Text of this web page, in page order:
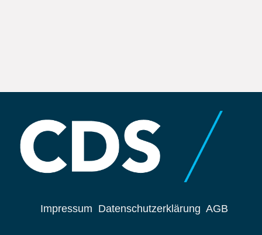
Impressum Datenschutzerklärung AGB